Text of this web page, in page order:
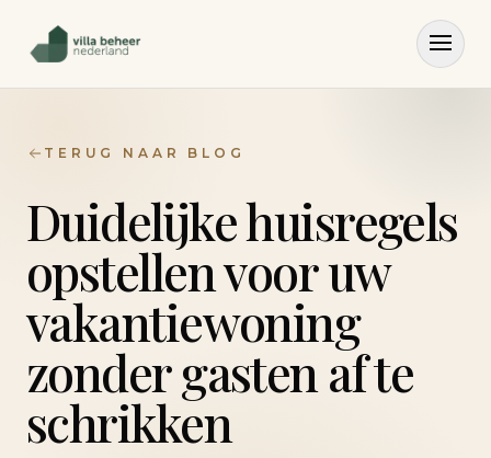
TERUG NAAR BLOG
Duidelijke huisregels
opstellen voor uw
vakantiewoning
zonder gasten af te
schrikken